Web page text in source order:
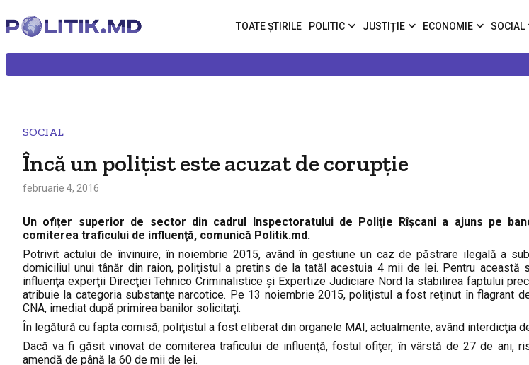
TOATE ȘTIRILE POLITIC JUSTIȚIE ECONOMIE SOCIAL
SOCIAL
Încă un polițist este acuzat de corupție
februarie 4, 2016
Un ofițer superior de sector din cadrul Inspectoratului de Poliţie Rîşcani a ajuns pe
comiterea traficului de influenţă, comunică Politik.md.
Potrivit actului de învinuire, în noiembrie 2015, având în gestiune un caz de păstrare ilegală a
domiciliul unui tânăr din raion, poliţistul a pretins de la tatăl acestuia 4 mii de lei. Pentru această
influenţa experţii Direcţiei Tehnico Criminalistice şi Expertize Judiciare Nord la stabilirea faptului
atribuie la categoria substanţe narcotice. Pe 13 noiembrie 2015, poliţistul a fost reţinut în flagrant
CNA, imediat după primirea banilor solicitaţi.
În legătură cu fapta comisă, poliţistul a fost eliberat din organele MAI, actualmente, având interdicţia
Dacă va fi găsit vinovat de comiterea traficului de influenţă, fostul ofiţer, în vârstă de 27 de ani,
amendă de până la 60 de mii de lei.